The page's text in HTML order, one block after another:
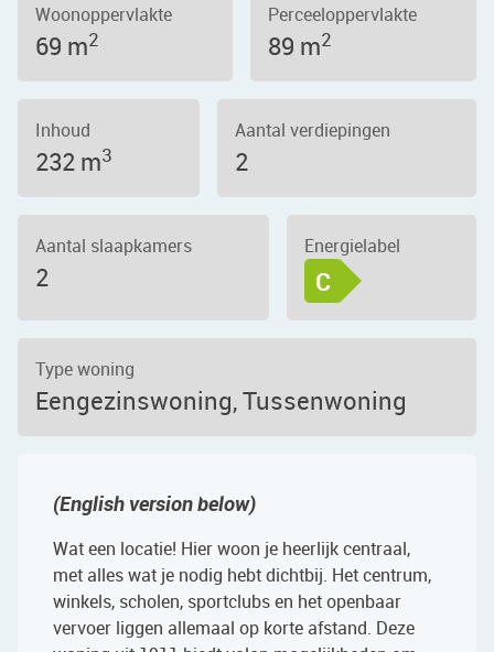
Woonoppervlakte
69 m2
Perceeloppervlakte
89 m2
Inhoud
232 m3
Aantal verdiepingen
2
Aantal slaapkamers
2
Energielabel
C
Type woning
Eengezinswoning, Tussenwoning
(English version below)
Wat een locatie! Hier woon je heerlijk centraal,
met alles wat je nodig hebt dichtbij. Het centrum,
winkels, scholen, sportclubs en het openbaar
vervoer liggen allemaal op korte afstand. Deze